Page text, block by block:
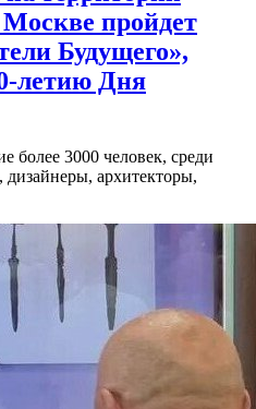
пройдет
Будущего»,
летию Дня
более 3000 человек, среди
дизайнеры, архитекторы,